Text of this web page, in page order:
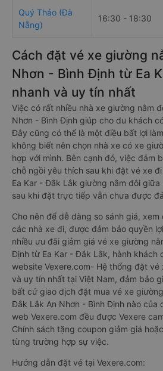
Quý Thảo (Đà
Nẵng)
16:30 - 18:30
Cách đặt vé xe giường
Nhơn - Bình Định từ Ea
nhanh và uy tín nhất
Việc có rất nhiều nhà xe giường nằm
Nhơn - Bình Định giúp cho du khách
Đây cũng có thể là một điều bất lợi
không biết nên chọn nhà xe có xe
hợp với mình. Bên cạnh đó, việc đảm
chỗ ngồi yêu thích sau khi đặt vé xe
Ea Kar - Đắk Lắk giường nằm đôi
sau khi đặt trực tiếp vẫn chưa được
Cho nên để dễ dàng so sánh giá,
các nhà xe đi, được đảm bảo quyền
nhiều ưu đãi giảm giá vé xe giường
Định từ Ea Kar - Đắk Lắk, hành khách
website Vexere.com- Hệ thống đặt
và uy tín nhất tại Việt Nam, đảm bảo
bất cứ giao dịch đặt mua vé xe
Đắk Lắk An Nhơn - Bình Định nào của
web Vexere.com đều được Vexere
Chính sách tặng coupon giảm giá
từng trường hợp sự việc.
Hướng dẫn đặt vé tại Vexere.com: